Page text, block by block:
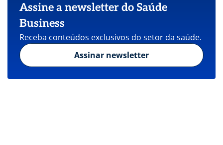
Assine a newsletter do Saúde
Business
Receba conteúdos exclusivos do setor da saúde.
Assinar newsletter